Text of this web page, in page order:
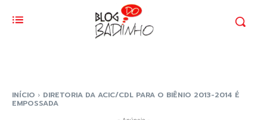
INÍCIO DIRETORIA DA ACIC/CDL PARA O BIÊNIO 2013-2014 É
EMPOSSADA